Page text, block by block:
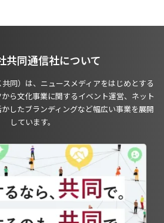
共同通信社について
同）は、ニュースメディアをはじめとする
ら文化事業に関するイベント運営、ネット
したブランディングなど幅広い事業を展開
しています。